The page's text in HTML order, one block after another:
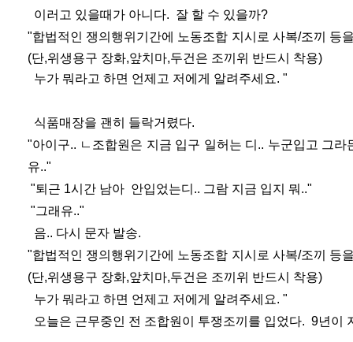
이러고 있을때가 아니다. 잘 할 수 있을까?
"합법적인 쟁의행위기간에 노동조합 지시로 사복/조끼 등
(단,위생용구 장화,앞치마,두건은 조끼위 반드시 착용)
누가 뭐라고 하면 언제고 저에게 알려주세요. "
식품매장을 괜히 들락거렸다.
"아이구.. ㄴ조합원은 지금 입구 일허는 디.. 누군입고 그
유.."
"퇴근 1시간 남아 안입었는디.. 그람 지금 입지 뭐.."
"그래유.."
음.. 다시 문자 발송.
"합법적인 쟁의행위기간에 노동조합 지시로 사복/조끼 등
(단,위생용구 장화,앞치마,두건은 조끼위 반드시 착용)
누가 뭐라고 하면 언제고 저에게 알려주세요. "
오늘은 근무중인 전 조합원이 투쟁조끼를 입었다. 9년이